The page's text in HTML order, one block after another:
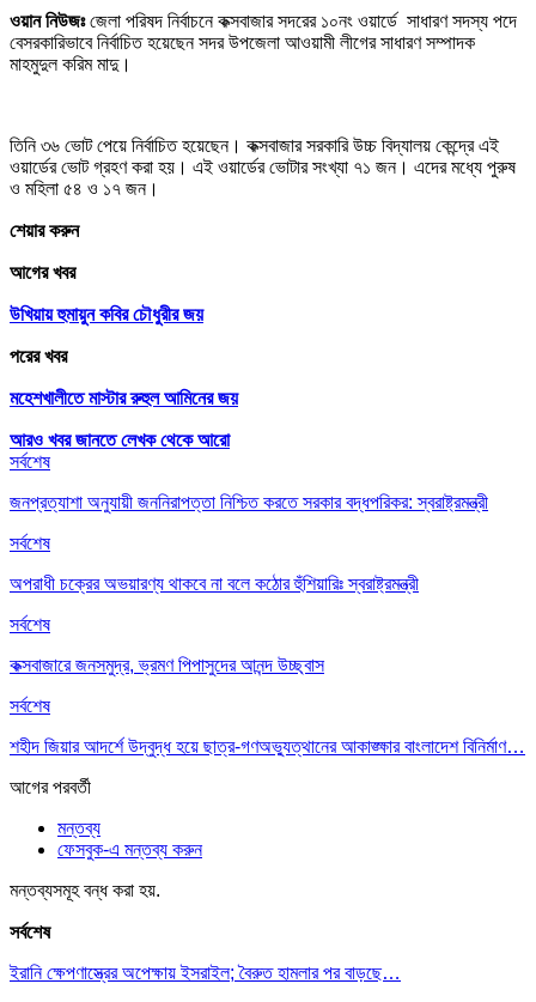
ওয়ান নিউজঃজেলা পরিষদ নির্বাচনে কক্সবাজার সদরের ১০নং ওয়ার্ডে সাধারণ সদস্য পদে
বেসরকারিভাবে নির্বাচিত হয়েছেন সদর উপজেলা আওয়ামী লীগের সাধারণ সম্পাদক
মাহমুদুল করিম মাদু।
তিনি ৩৬ ভোট পেয়ে নির্বাচিত হয়েছেন। কক্সবাজার সরকারি উচ্চ বিদ্যালয় কেন্দ্রে এই
ওয়ার্ডের ভোট গ্রহণ করা হয়। এই ওয়ার্ডের ভোটার সংখ্যা ৭১ জন। এদের মধ্যে পুরুষ
ও মহিলা ৫৪ ও ১৭ জন।
শেয়ার করুন
আগের খবর
উখিয়ায় হুমায়ুন কবির চৌধুরীর জয়
পরের খবর
মহেশখালীতে মাস্টার রুহুল আমিনের জয়
আরও খবর জানতে লেখক থেকে আরো
সর্বশেষ
জনপ্রত্যাশা অনুযায়ী জননিরাপত্তা নিশ্চিত করতে সরকার বদ্ধপরিকর: স্বরাষ্ট্রমন্ত্রী
সর্বশেষ
অপরাধী চক্রের অভয়ারণ্য থাকবে না বলে কঠোর হুঁশিয়ারিঃ স্বরাষ্ট্রমন্ত্রী
সর্বশেষ
কক্সবাজারে জনসমুদ্র, ভ্রমণ পিপাসুদের আনন্দ উচ্ছ্বাস
সর্বশেষ
শহীদ জিয়ার আদর্শে উদ্বুদ্ধ হয়ে ছাত্র-গণঅভ্যুত্থানের আকাঙ্ক্ষার বাংলাদেশ বিনির্মাণ…
আগেরপরবর্তী
মন্তব্য
ফেসবুক-এ মন্তব্য করুন
মন্তব্যসমূহ বন্ধ করা হয়.
সর্বশেষ
ইরানি ক্ষেপণাস্ত্রের অপেক্ষায় ইসরাইল; বৈরুত হামলার পর বাড়ছে…